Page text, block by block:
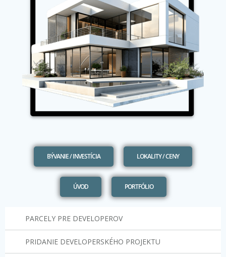
BÝVANIE / INVESTÍCIA LOKALITY / CENY
ÚVOD PORTFÓLIO
PARCELY PRE DEVELOPEROV
PRIDANIE DEVELOPERSKÉHO PROJEKTU